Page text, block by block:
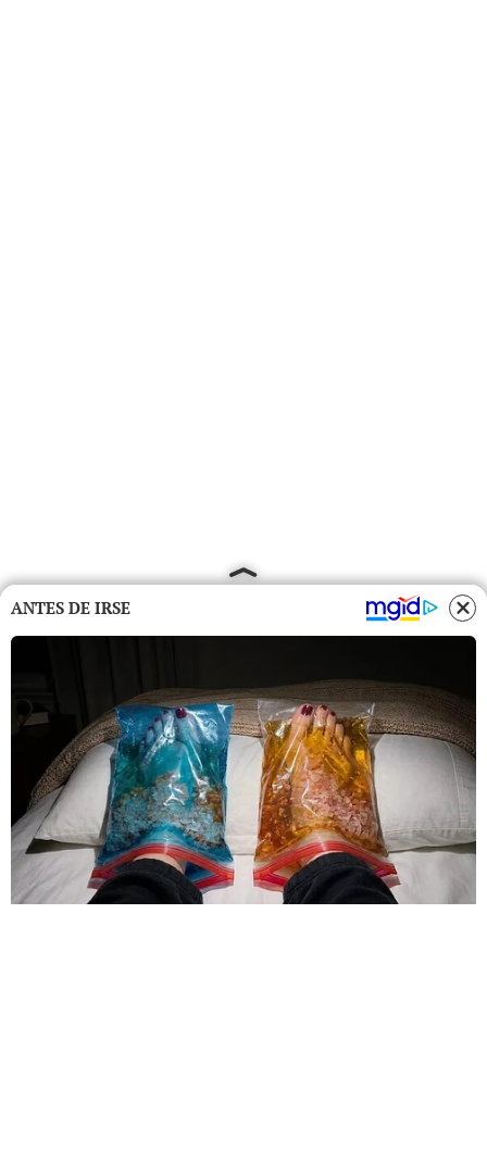
ANTES DE IRSE